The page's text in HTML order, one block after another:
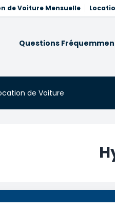
de Voiture Mensuelle
Questions
de Voiture